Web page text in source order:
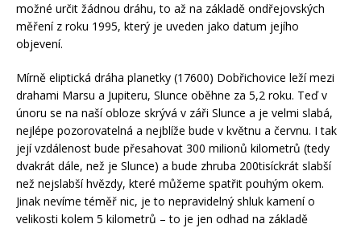
možné určit žádnou dráhu, to až na základě ondřejovských
měření z roku 1995, který je uveden jako datum jejího
objevení.
Mírně eliptická dráha planetky (17600) Dobřichovice leží mezi
drahami Marsu a Jupiteru, Slunce oběhne za 5,2 roku. Teď v
únoru se na naší obloze skrývá v záři Slunce a je velmi slabá,
nejlépe pozorovatelná a nejblíže bude v květnu a červnu. I tak
její vzdálenost bude přesahovat 300 milionů kilometrů (tedy
dvakrát dále, než je Slunce) a bude zhruba 200tisíckrát slabší
než nejslabší hvězdy, které můžeme spatřit pouhým okem.
Jinak nevíme téměř nic, je to nepravidelný shluk kamení o
velikosti kolem 5 kilometrů – to je jen odhad na základě